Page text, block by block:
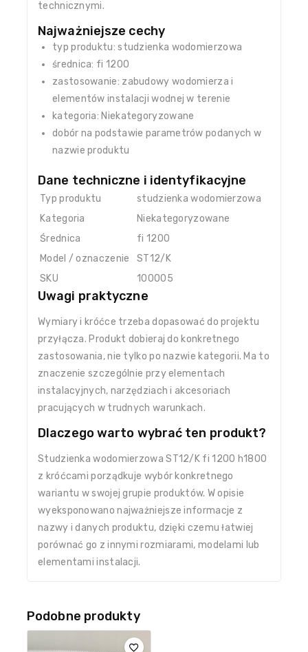
technicznymi.
Najważniejsze cechy
typ produktu: studzienka wodomierzowa
średnica: fi 1200
zastosowanie: zabudowy wodomierza i
elementów instalacji wodnej w terenie
kategoria: Niekategoryzowane
dobór na podstawie parametrów podanych w
nazwie produktu
Dane techniczne i identyfikacyjne
Typ produktu
studzienka wodomierzowa
Kategoria
Niekategoryzowane
Średnica
fi 1200
Model / oznaczenie
ST12/K
SKU
100005
Uwagi praktyczne
Wymiary i króćce trzeba dopasować do projektu
przyłącza. Produkt dobieraj do konkretnego
zastosowania, nie tylko po nazwie kategorii. Ma to
znaczenie szczególnie przy elementach
instalacyjnych, narzędziach i akcesoriach
pracujących w trudnych warunkach.
Dlaczego warto wybrać ten produkt?
Studzienka wodomierzowa ST12/K fi 1200 h1800
z króćcami porządkuje wybór konkretnego
wariantu w swojej grupie produktów. W opisie
wyeksponowano najważniejsze informacje z
nazwy i danych produktu, dzięki czemu łatwiej
porównać go z innymi rozmiarami, modelami lub
elementami instalacji.
Podobne produkty